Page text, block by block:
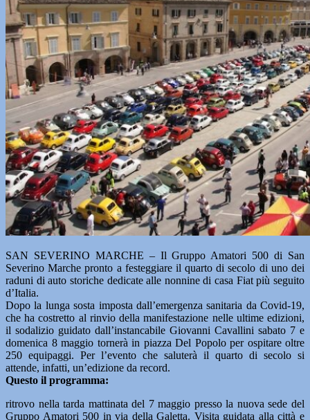
SAN SEVERINO MARCHE – Il Gruppo Amatori 500 di San
Severino Marche pronto a festeggiare il quarto di secolo di uno dei
raduni di auto storiche dedicate alle nonnine di casa Fiat più seguito
d’Italia.
Dopo la lunga sosta imposta dall’emergenza sanitaria da Covid-19,
che ha costretto al rinvio della manifestazione nelle ultime edizioni,
il sodalizio guidato dall’instancabile Giovanni Cavallini sabato 7 e
domenica 8 maggio tornerà in piazza Del Popolo per ospitare oltre
250 equipaggi. Per l’evento che saluterà il quarto di secolo si
attende, infatti, un’edizione da record.
Questo il programma:
ritrovo nella tarda mattinata del 7 maggio presso la nuova sede del
Gruppo Amatori 500 in via della Galetta. Visita guidata alla città e